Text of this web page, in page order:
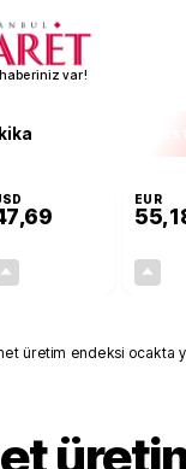
var!
EUR
üretim endeksi ocakta